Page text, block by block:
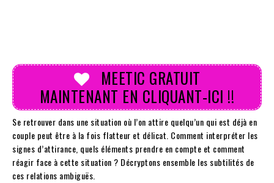
MEETIC GRATUIT
MAINTENANT EN CLIQUANT-ICI !!
Se retrouver dans une situation où l’on attire quelqu’un qui est déjà en
couple peut être à la fois flatteur et délicat. Comment interpréter les
signes d’attirance, quels éléments prendre en compte et comment
réagir face à cette situation ? Décryptons ensemble les subtilités de
ces relations ambiguës.